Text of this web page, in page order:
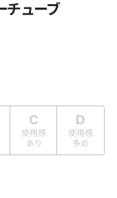
チューブ
C
使用感
あり
D
使用感
多め